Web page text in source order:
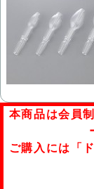
本商品は会員
ご購入には「